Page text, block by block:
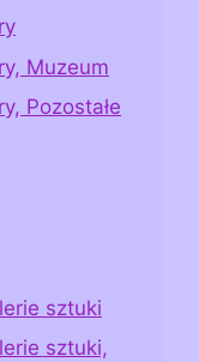
Muzeum
Pozostałe
sztuki
sztuki,